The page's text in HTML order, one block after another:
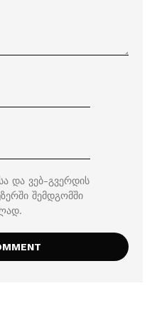
და ვებ-გვერდის
შემდგომში